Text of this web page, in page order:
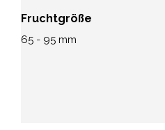
Fruchtgröße
65 - 95 mm